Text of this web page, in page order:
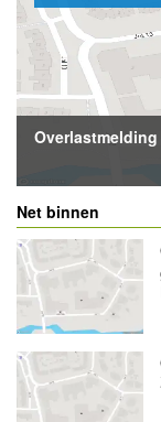
Net binnen